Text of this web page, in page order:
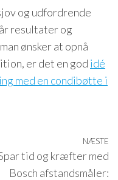
og udfordrende
resultater og
ønsker at opnå
er det en god idé
med en condibøtte i
NÆSTE
tid og kræfter med
Bosch afstandsmåler: